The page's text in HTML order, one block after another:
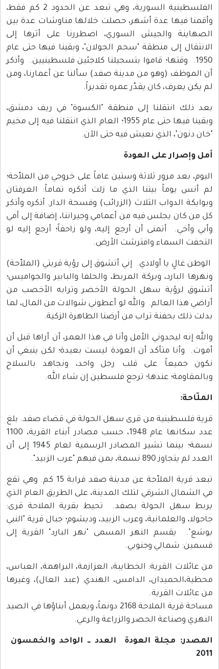
الفلسطينية السورية، وهي تبعد عن الحدود 2 كم فقط،
وأقمنا فيها عدة أشهر، حصلت خلالها مناوشات عدة بين
الصهاينة والجيش السوري، اضطررنا على أثرها إلى
الانتقال إلى منطقة "سحم الجولان"، وبقينا فيها حتى عام
1950. وقتها؛ قاموا بتسجيلنا كلاجئين فلسطينيين. وأذكر
أن الموظف (وهو من مدينة صفد) سألنا عن أعمارنا، ومن
لم يكن يعرف، كان يقدّر عمره تقديراً.
بعد ذلك انتقلنا إلى منطقة "الكسوة" في ريف دمشق،
وبقينا فيها حتى عام 1955؛ العام الذي انتقلنا فيه إلى مخيم
"خان دنون"، الذي نعيش فيه حتى الآن.
أمل وإصرار على العودة
اليوم، بعد مرور ثلاثة وستين عاماً على خروجي من الملاّحة؛
لم أنس يوماً بيتنا الذي ما زلت أذكره تماماً: الغرفتان
وبوايكة الدواب الثلاث (الزرائب) وفسحة الدار. أذكره وأذكر
كل من كان يجلس فيه من أعمامي وجيراننا، إضافة إلى أمي
وأبي وأخي. أتمنى أن أرجع إليه، ولو زاحفاً؛ أرجع إليه لو
التحفت السماء وافترشت الأرض.
الوطن غالٍ يا أولادي. إني أتشوق إلى رؤية قريتي (الملاّحة)
ونهرها البارد، وبركة المربط، والحلفا والبابير والجواميس؛
أتشوق لرؤية سهل الحولة الأخضر وترابه الأخصب من
أراضي هذا العالم. والله لو أعطوني شوالات من المال، لما
بدلت ذلك بحفنة تراب من أرضنا الطاهرة الزكية.
والله إنه ليحدوني الأمل وأنا في هذا العمر، أن أراها قبل أن
أموت. وأنا متأكد أن العودة ليست بعيدة؛ لكن ينبغي أن
نكون جميعاً على قلب رجل واحد، ونجاهد بالسلاح
وبالمقاومة؛ عندها؛ ترجع فلسطين إن شاء الله.
الملّاحة:
قرية فلسطينية من قرى سهل الحولة في قضاء صفد. بلغ
عدد سكانها عام 1948، حسب مصادر أبناء القرية، 1100
نسمة؛ بينما تشير المصادر الرسمية لعام 1945 إلى أن
العدد لم يتجاوز 890 نسمة، بمن فيهم "عرب الزبيد".
تبعد قرية الملاّحة عن مدينة صفد قرابة 15 كم. وهي تقع
في الشمال الشرقي لتلك المدينة، على الطريق العام الذي
يربط سهل الحولة بصفد. تحيط بقرية الملاحة قرى:
جاحولا، والعلمانية، وعرب الزبيد، وديشوم؛ جبال قرية "النبي
يوشع". يقسم النهر المسمى "نهر البارد" القرية إلى
قسمين: شمالي وجنوبي.
من عائلات القرية: الخطايبة، العزازمة، البراهمة، العباس،
محظية،الحميدان، الدامس، الهندي (عبد العال)، وغيرها
من عائلات القرية.
مساحة قرية الملاحة 2168 دونماً، ويعمل أبناؤها في الصيد
النهري وصناعة الحصر والزراعة والرعي.
المصدر: مجلة العودة العدد ــ الواحد والخمسون
2011